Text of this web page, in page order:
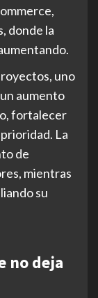
donde la
uno
aumento
fortalecer
La
de
mientras
su
no deja